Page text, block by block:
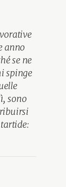
anno
se ne
spinge
sono